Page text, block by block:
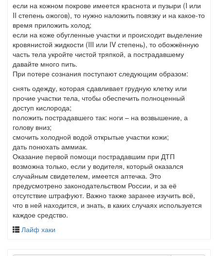
если на кожном покрове имеется краснота и пузыри (I или
II степень ожогов), то нужно наложить повязку и на какое-то
время приложить холод;
если на коже обугленные участки и происходит выделение
кровянистой жидкости (III или IV степень), то обожжённую
часть тела укройте чистой тряпкой, а пострадавшему
давайте много пить.
При потере сознания поступают следующим образом:
снять одежду, которая сдавливает грудную клетку или
прочие участки тела, чтобы обеспечить полноценный
доступ кислорода;
положить пострадавшего так: ноги – на возвышение, а
голову вниз;
смочить холодной водой открытые участки кожи;
дать понюхать аммиак.
Оказание первой помощи пострадавшим при ДТП
возможна только, если у водителя, который оказался
случайным свидетелем, имеется аптечка. Это
предусмотрено законодательством России, и за её
отсутствие штрафуют. Важно также заранее изучить всё,
что в ней находится, и знать, в каких случаях используется
каждое средство.
Лайф хаки